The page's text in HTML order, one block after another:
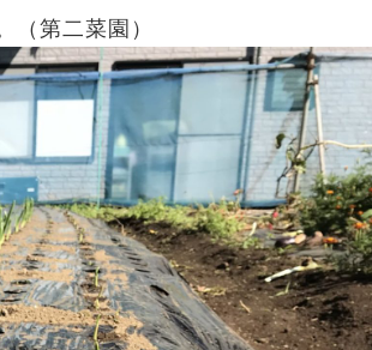
第二菜園）